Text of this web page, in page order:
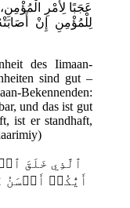
عَجَبًا لِأَمْرِ
لِلْمُؤْمِنِ إِنْ
des Iimaan-
sind gut –
Bekennenden:
und das ist gut
ist er standhaft,
ٱلَّذِي خَلَقَ
أَيُّكُمۡ أَحۡسَنُ